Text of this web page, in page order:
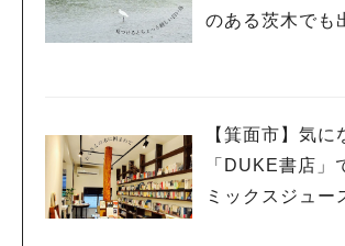
のある茨木でも
【箕面市】気に
「DUKE書店」
ミックスジュー